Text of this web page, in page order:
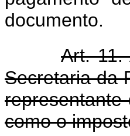
documento.
Art. 11.
Secretaria da
como o